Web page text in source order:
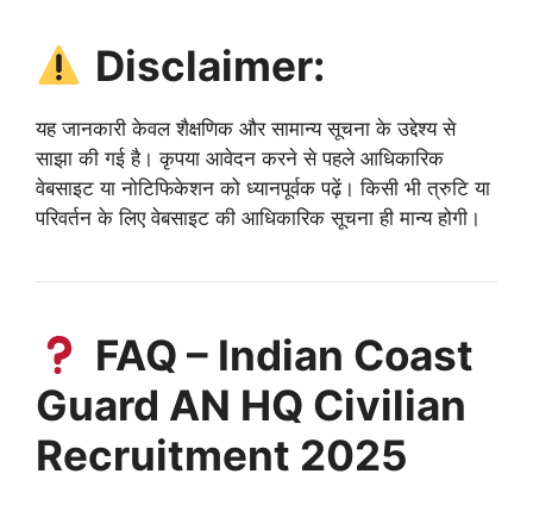
Disclaimer:
यह जानकारी केवल शैक्षणिक और सामान्य सूचना के उद्देश्य से
साझा की गई है। कृपया आवेदन करने से पहले आधिकारिक
वेबसाइट या नोटिफिकेशन को ध्यानपूर्वक पढ़ें। किसी भी त्रुटि या
परिवर्तन के लिए वेबसाइट की आधिकारिक सूचना ही मान्य होगी।
FAQ – Indian Coast
Guard AN HQ Civilian
Recruitment 2025